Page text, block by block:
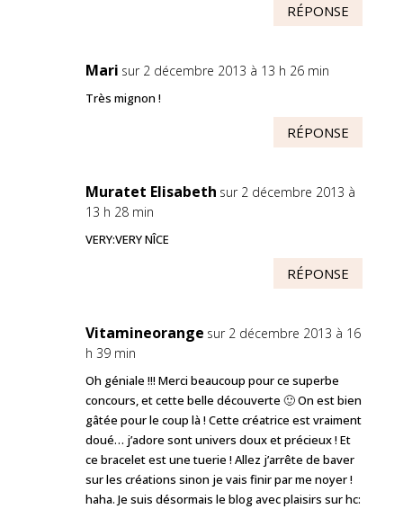
RÉPONSE
Mari sur 2 décembre 2013 à 13 h 26 min
Très mignon !
RÉPONSE
Muratet Elisabeth sur 2 décembre 2013 à
13 h 28 min
VERY:VERY NÎCE
RÉPONSE
Vitamineorange sur 2 décembre 2013 à 16
h 39 min
Oh géniale !!! Merci beaucoup pour ce superbe
concours, et cette belle découverte 🙂 On est bien
gâtée pour le coup là ! Cette créatrice est vraiment
doué… j’adore sont univers doux et précieux ! Et
ce bracelet est une tuerie ! Allez j’arrête de baver
sur les créations sinon je vais finir par me noyer !
haha. Je suis désormais le blog avec plaisirs sur hc: